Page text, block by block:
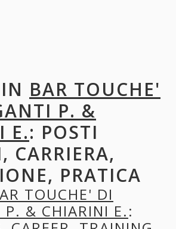
BAR TOUCHE'
P. &
E.: POSTI
CARRIERA,
PRATICA
TOUCHE' DI
P. & CHIARINI E.: